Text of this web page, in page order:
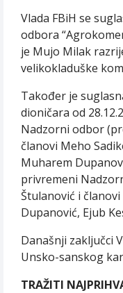
Vlada FBiH se
odbora
je Mujo Milak
velikokladuške
Također je
dioničara od
Nadzorni odbor
članovi Meho
Muharem
privremeni
Štulanović i
Dupanović, Ejub
Današnji zaključci
Unsko-sanskog
TRAŽITI